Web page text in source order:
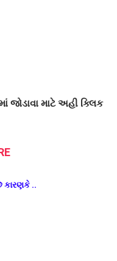
જોડાવા માટે અહી ક્લિક
કારણકે ..